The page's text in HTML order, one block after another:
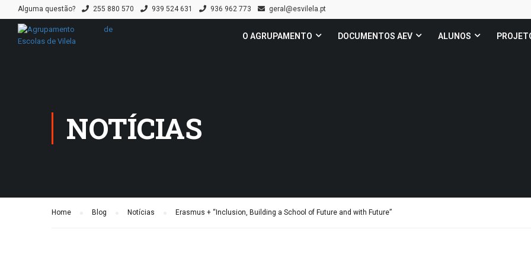
Alguma questão? 255 880 570 939 524 631 936 962 773 geral@esvilela.pt
O AGRUPAMENTO DOCUMENTOS AEV ALUNOS
NOTÍCIAS
Home Blog Notícias Erasmus + “Inclusion, Building a School of Future and with Future”